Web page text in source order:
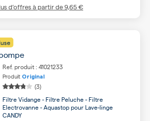
d’offres à partir de9,65 €
Ref. produit : 41021233
Produit Original
(3)
Filtre Vidange - Filtre Peluche - Filtre
Electrovanne - Aquastop pour Lave-linge
CANDY